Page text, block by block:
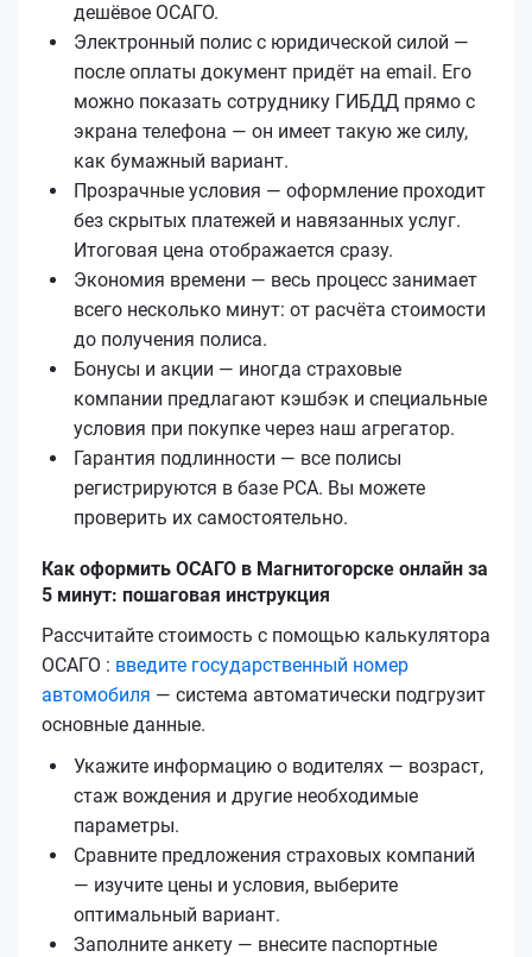
дешёвое ОСАГО.
Электронный полис с юридической силой —
после оплаты документ придёт на email. Его
можно показать сотруднику ГИБДД прямо с
экрана телефона — он имеет такую же силу,
как бумажный вариант.
Прозрачные условия — оформление проходит
без скрытых платежей и навязанных услуг.
Итоговая цена отображается сразу.
Экономия времени — весь процесс занимает
всего несколько минут: от расчёта стоимости
до получения полиса.
Бонусы и акции — иногда страховые
компании предлагают кэшбэк и специальные
условия при покупке через наш агрегатор.
Гарантия подлинности — все полисы
регистрируются в базе РСА. Вы можете
проверить их самостоятельно.
Как оформить ОСАГО в Магнитогорске онлайн за
5 минут: пошаговая инструкция
Рассчитайте стоимость с помощью калькулятора
ОСАГО : введите государственный номер
автомобиля — система автоматически подгрузит
основные данные.
Укажите информацию о водителях — возраст,
стаж вождения и другие необходимые
параметры.
Сравните предложения страховых компаний
— изучите цены и условия, выберите
оптимальный вариант.
Заполните анкету — внесите паспортные